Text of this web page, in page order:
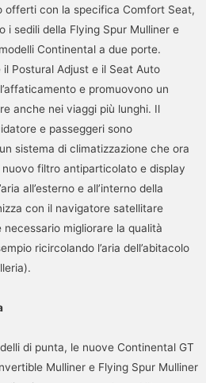
offerti con la specifica Comfort Seat,
i sedili della Flying Spur Mulliner e
Continental a due porte.
Postural Adjust e il Seat Auto
e promuovono un
anche nei viaggi più lunghi. Il
e passeggeri sono
sistema di climatizzazione che ora
nuovo filtro antiparticolato e display
all’esterno e all’interno della
con il navigatore satellitare
necessario migliorare la qualità
ricircolando l’aria dell’abitacolo
di punta, le nuove Continental GT
Mulliner e Flying Spur Mulliner